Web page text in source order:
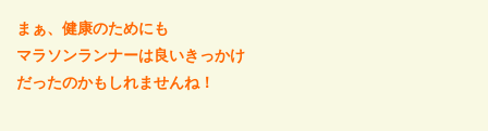
まぁ、健康のためにも
マラソンランナーは良いきっかけ
だったのかもしれませんね！